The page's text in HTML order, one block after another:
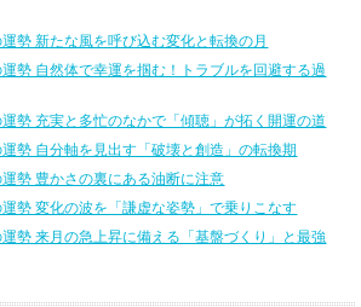
勢 新たな風を呼び込む変化と転換の月
勢 自然体で幸運を掴む！トラブルを回避する過
勢 充実と多忙のなかで「傾聴」が拓く開運の道
勢 自分軸を見出す「破壊と創造」の転換期
勢 豊かさの裏にある油断に注意
勢 変化の波を「謙虚な姿勢」で乗りこなす
勢 来月の急上昇に備える「基盤づくり」と最強